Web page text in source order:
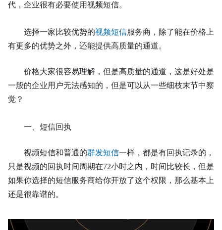
代，企业很有必要使用视频短信。
选择一家比较优势的视频短信服务商，除了能在价格上
有更多的优势之外，还能提供高质量的通道。
价格大家很容易理解，但是高质量的通道，这是好处是
一般的企业用户无法感知的，但是可以从一些细枝末节中察
觉？
一、短信回执
视频短信和普通的群发短信一样，都是有回执记录的，
只是视频的回执时间周期在72小时之内，时间比较长，但是
如果你选择的短信服务商给你开放了这个权限，那么基本上
还是很靠谱的。